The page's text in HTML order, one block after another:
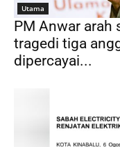
Utama
PM Anwar arah
tragedi tiga
dipercayai...